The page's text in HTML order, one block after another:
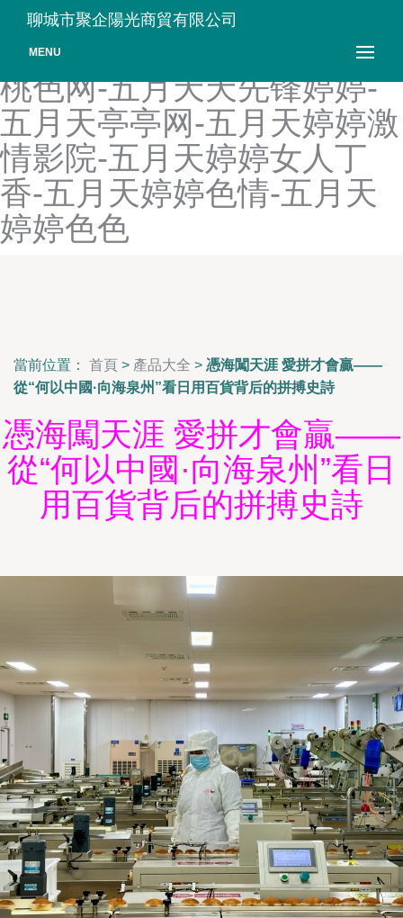
五月天熟女视频-五月天堂
色-五月天桃色社区-五月天
桃色网-五月天天先锋婷婷-
五月天亭亭网-五月天婷婷激
情影院-五月天婷婷女人丁
香-五月天婷婷色情-五月天
婷婷色色
聊城市聚企陽光商貿有限公司
MENU
當前位置： 首頁 > 產品大全 > 憑海闖天涯 愛拼才會贏——
從“何以中國·向海泉州”看日用百貨背后的拼搏史詩
憑海闖天涯 愛拼才會贏——
從“何以中國·向海泉州”看日
用百貨背后的拼搏史詩